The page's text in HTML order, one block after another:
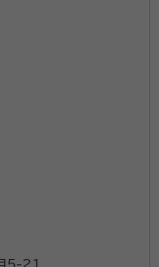
保険労務士・行政書士・Ｍ
業会計制度論
の方のため専門家
おります。 「こ
と思うことなども
なるまで何でもお
プランナー・社会保険
5-21